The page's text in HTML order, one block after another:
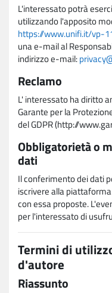
L'interessato potrà
utilizzando l'apposito
https://www.unifi.it/vp-
una e-mail al
indirizzo e-mail:
Reclamo
L' interessato ha diritto
Garante per la
del GDPR (http://
Obbligatorietà o
dati
Il conferimento dei dati
iscrivere alla
con essa proposte.
per l'interessato di
Termini di
d'autore
Riassunto